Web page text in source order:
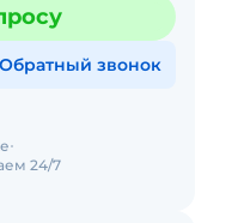
Обратный звонок
24/7